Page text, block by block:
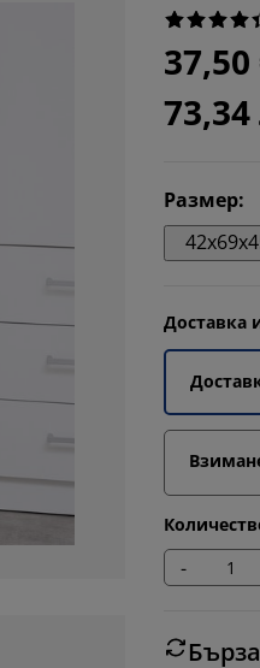
37,50
Размер:
Доставка
-
70.58823529411765%
14.705882352941178%
4.411764705882353%
4.411764705882353%